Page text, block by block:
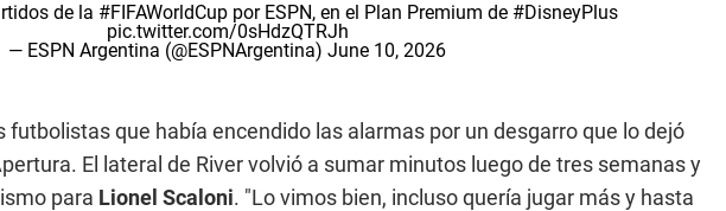
de la #FIFAWorldCup por ESPN, en el Plan Premium de #DisneyPlus
pic.twitter.com/0sHdzQTRJh
— ESPN Argentina (@ESPNArgentina) June 10, 2026
futbolistas que había encendido las alarmas por un desgarro que lo dejó
El lateral de River volvió a sumar minutos luego de tres semanas y
para Lionel Scaloni. "Lo vimos bien, incluso quería jugar más y hasta